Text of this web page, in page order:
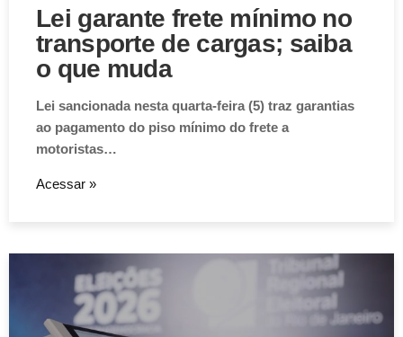
Aviso de Cookies!
Lei garante frete mínimo no
transporte de cargas; saiba
o que muda
Lei sancionada nesta quarta-feira (5) traz garantias
ao pagamento do piso mínimo do frete a
motoristas…
Acessar »